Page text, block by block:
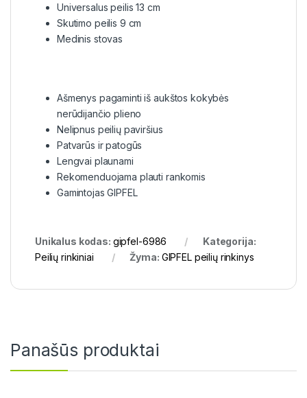
Universalus peilis 13 cm
Skutimo peilis 9 cm
Medinis stovas
Ašmenys pagaminti iš aukštos kokybės
nerūdijančio plieno
Nelipnus peilių paviršius
Patvarūs ir patogūs
Lengvai plaunami
Rekomenduojama plauti rankomis
Gamintojas GIPFEL
Unikalus kodas: gipfel-6986
Kategorija:
Peilių rinkiniai
Žyma: GIPFEL peilių rinkinys
Panašūs produktai